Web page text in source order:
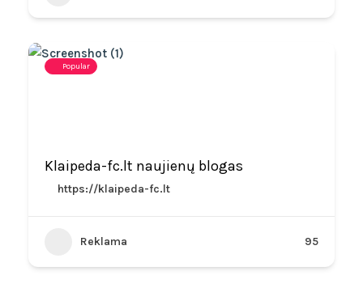
Popular
Klaipeda-fc.lt naujienų blogas
https://klaipeda-fc.lt
Reklama 95